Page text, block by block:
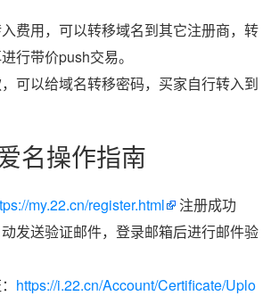
费用，可以转移域名到其它注册商，转
行带价push交易。
可以给域名转移密码，买家自行转入到
名操作指南
my.22.cn/register.html
注册成功
发送验证邮件，登录邮箱后进行邮件验
https://i.22.cn/Account/Certificate/Uplo